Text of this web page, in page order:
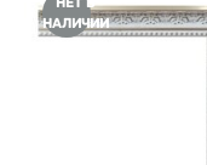
НАЛИЧИИ